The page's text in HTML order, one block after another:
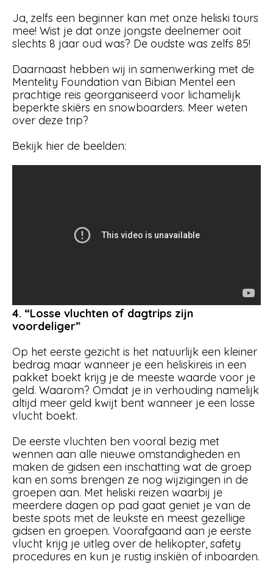
Ja, zelfs een beginner kan met onze heliski tours
mee! Wist je dat onze jongste deelnemer ooit
slechts 8 jaar oud was? De oudste was zelfs 85!
Daarnaast hebben wij in samenwerking met de
Mentelity Foundation van Bibian Mentel een
prachtige reis georganiseerd voor lichamelijk
beperkte skiërs en snowboarders. Meer weten
over deze trip?
Bekijk hier de beelden:
4. “Losse vluchten of dagtrips zijn
voordeliger”
Op het eerste gezicht is het natuurlijk een kleiner
bedrag maar wanneer je een heliskireis in een
pakket boekt krijg je de meeste waarde voor je
geld. Waarom? Omdat je in verhouding namelijk
altijd meer geld kwijt bent wanneer je een losse
vlucht boekt.
De eerste vluchten ben vooral bezig met
wennen aan alle nieuwe omstandigheden en
maken de gidsen een inschatting wat de groep
kan en soms brengen ze nog wijzigingen in de
groepen aan. Met heliski reizen waarbij je
meerdere dagen op pad gaat geniet je van de
beste spots met de leukste en meest gezellige
gidsen en groepen. Voorafgaand aan je eerste
vlucht krijg je uitleg over de helikopter, safety
procedures en kun je rustig inskiën of inboarden.